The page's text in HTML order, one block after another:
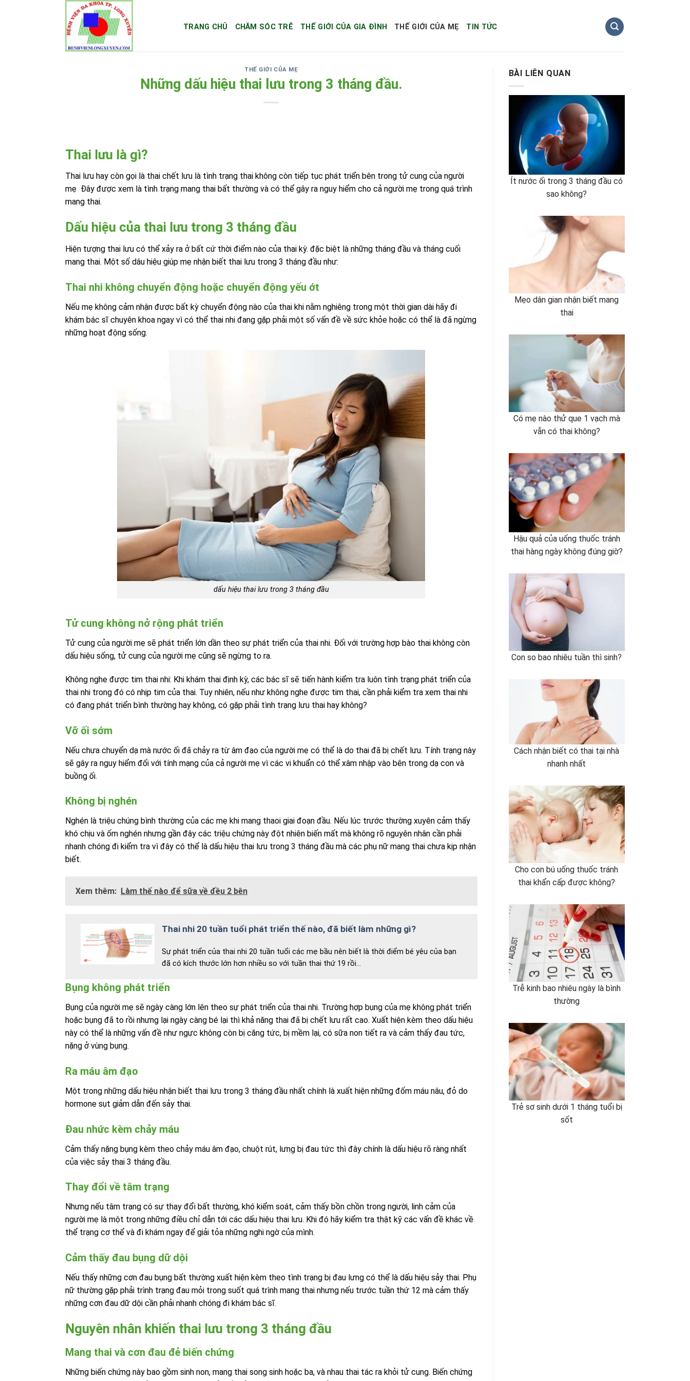
TRANG CHỦ CHĂM SÓC TRẺ THẾ GIỚI CỦA GIA ĐÌNH THẾ GIỚI CỦA MẸ TIN TỨC
THẾ GIỚI CỦA MẸ
Những dấu hiệu thai lưu trong 3 tháng đầu.
Thai lưu là gì?
Thai lưu hay còn gọi là thai chết lưu là tình trạng thai không còn tiếp tục phát triển bên trong tử cung của người
mẹ Đây được xem là tình trạng mang thai bất thường và có thể gây ra nguy hiểm cho cả người mẹ trong quá trình
mang thai.
Dấu hiệu của thai lưu trong 3 tháng đầu
Hiện tượng thai lưu có thể xảy ra ở bất cứ thời điểm nào của thai kỳ. đặc biệt là những tháng đầu và tháng cuối
mang thai. Một số dâu hiệu giúp mẹ nhận biết thai lưu trong 3 tháng đầu như:
Thai nhi không chuyển động hoặc chuyển động yếu ớt
Nếu mẹ không cảm nhận được bất kỳ chuyển động nào của thai khi nằm nghiêng trong một thời gian dài hãy đi
khám bác sĩ chuyên khoa ngay vì có thể thai nhi đang gặp phải một số vấn đề về sức khỏe hoặc có thể là đã ngừng
những hoạt động sống.
dấu hiệu thai lưu trong 3 tháng đầu
Tử cung không nở rộng phát triển
Tử cung của người mẹ sẽ phát triển lớn dần theo sự phát triển của thai nhi. Đối với trường hợp bào thai không còn
dấu hiệu sống, tử cung của người mẹ cũng sẽ ngừng to ra.
Không nghe được tim thai nhi: Khi khám thai định kỳ, các bác sĩ sẽ tiến hành kiểm tra luôn tình trạng phát triển của
thai nhi trong đó có nhịp tim của thai. Tuy nhiên, nếu như không nghe được tim thai, cần phải kiểm tra xem thai nhi
có đang phát triển bình thường hay không, có gặp phải tình trạng lưu thai hay không?
Vỡ ối sớm
Nếu chưa chuyển dạ mà nước ối đã chảy ra từ âm đạo của người mẹ có thể là do thai đã bị chết lưu. Tính trạng này
sẽ gây ra nguy hiểm đối với tính mạng của cả người mẹ vì các vi khuẩn có thể xâm nhập vào bên trong dạ con và
buồng ối.
Không bị nghén
Nghén là triệu chúng bình thường của các mẹ khi mang thaoi giai đoạn đầu. Nếu lúc trước thường xuyên cảm thấy
khó chịu và ốm nghén nhưng gần đây các triệu chứng này đột nhiên biến mất mà không rõ nguyên nhân cần phải
nhanh chóng đi kiểm tra vì đây có thể là dấu hiệu thai lưu trong 3 tháng đầu mà các phụ nữ mang thai chưa kịp nhận
biết.
Xem thêm: Làm thế nào để sữa về đều 2 bên
Thai nhi 20 tuần tuổi phát triển thế nào, đã biết làm những gì?
Sự phát triển của thai nhi 20 tuần tuổi các mẹ bầu nên biết là thời điểm bé yêu của bạn
đã có kích thước lớn hơn nhiều so với tuần thai thứ 19 rồi…
Bụng không phát triển
Bụng của người mẹ sẽ ngày càng lớn lên theo sự phát triển của thai nhi. Trường hợp bụng của mẹ không phát triển
hoặc bụng đã to rồi nhưng lại ngày càng bé lại thì khả năng thai đã bị chết lưu rất cao. Xuất hiện kèm theo dấu hiệu
này có thể là những vấn đề như ngực không còn bị căng tức, bị mềm lại, có sữa non tiết ra và cảm thấy đau tức,
nặng ở vùng bụng.
Ra máu âm đạo
Một trong những dấu hiệu nhận biết thai lưu trong 3 tháng đầu nhất chính là xuất hiện những đốm máu nâu, đỏ do
hormone sụt giảm dẫn đến sảy thai.
Đau nhức kèm chảy máu
Cảm thấy nặng bụng kèm theo chảy máu âm đạo, chuột rút, lưng bị đau tức thì đây chính là dấu hiệu rõ ràng nhất
của việc sảy thai 3 tháng đầu.
Thay đổi về tâm trạng
Nhưng nếu tâm trạng có sự thay đổi bất thường, khó kiểm soát, cảm thấy bồn chồn trong người, linh cảm của
người mẹ là một trong những điều chỉ dẫn tới các dấu hiệu thai lưu. Khi đó hãy kiểm tra thật kỹ các vấn đề khác về
thể trạng cơ thể và đi khám ngay để giải tỏa những nghi ngờ của mình.
Cảm thấy đau bụng dữ dội
Nếu thấy những cơn đau bụng bất thường xuất hiện kèm theo tình trạng bị đau lưng có thể là dấu hiệu sảy thai. Phụ
nữ thường gặp phải trình trạng đau mỏi trong suốt quá trình mang thai nhưng nếu trước tuần thứ 12 mà cảm thấy
những cơn đau dữ dội cần phải nhanh chóng đi khám bác sĩ.
Nguyên nhân khiến thai lưu trong 3 tháng đầu
Mang thai và cơn đau đẻ biến chứng
Những biến chứng này bao gồm sinh non, mang thai song sinh hoặc ba, và nhau thai tác ra khỏi tử cung. Biến chứng
BÀI LIÊN QUAN
Ít nước ối trong 3 tháng đầu có
sao không?
Mẹo dân gian nhận biết mang
thai
Có mẹ nào thử que 1 vạch mà
vẫn có thai không?
Hậu quả của uống thuốc tránh
thai hàng ngày không đúng giờ?
Con so bao nhiêu tuần thì sinh?
Cách nhận biết có thai tại nhà
nhanh nhất
Cho con bú uống thuốc tránh
thai khẩn cấp được không?
Trễ kinh bao nhiêu ngày là bình
thường
Trẻ sơ sinh dưới 1 tháng tuổi bị
sốt